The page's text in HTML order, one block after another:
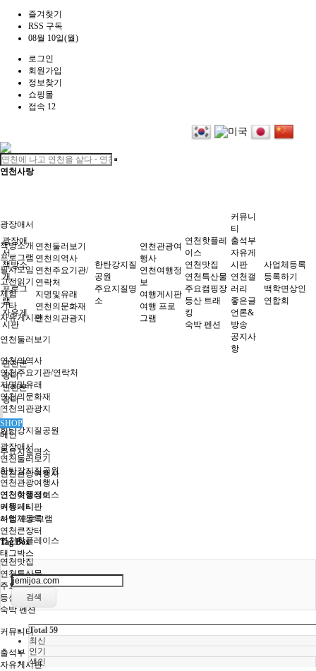
즐겨찾기
RSS 구독
08월 10일(월)
로그인
회원가입
정보찾기
쇼핑몰
접속 12
연천사랑
광장애서
책방소개
프로그램
필사모임
고전읽기
체험
기타
자유게시판
연천둘러보기
연천의역사
연천주요기관/연락처
지명및유래
연천의문화재
연천의관광지
한탄강지질공원
주요지질명소
연천관광여행사
연천여행정보
여행게시판
여행 프로그램
연천핫플레이스
연천맛집
연천특산물
주요캠핑장
등산 트래킹
숙박 펜션
커뮤니티
출석부
자유게시판
광장애
서
책방소
개
프로그
램
자유게
시판
연천둘러보기
연천의역사
연천주요기관/
연락처
지명및유래
연천의문화재
연천의관광지
한탄강지질
공원
주요지질명
소
연천관광여
행사
연천여행정
보
여행게시판
여행 프로
그램
연천핫플레
이스
연천맛집
연천특산물
주요캠핑장
등산 트래
킹
숙박 펜션
커뮤니
티
출석부
자유게
시판
연천갤
러리
좋은글
언론&
방송
공지사
항
사업체등록
등록하기
백학면상인
연합회
연천큰
장터
연천큰
장터
SHOP
메인
광장애서
연천둘러보기
한탄강지질공원
연천관광여행사
연천핫플레이스
커뮤니티
사업체등록
연천큰장터
Tag Box
태그박스
검색
Total 59
최신
인기
색인